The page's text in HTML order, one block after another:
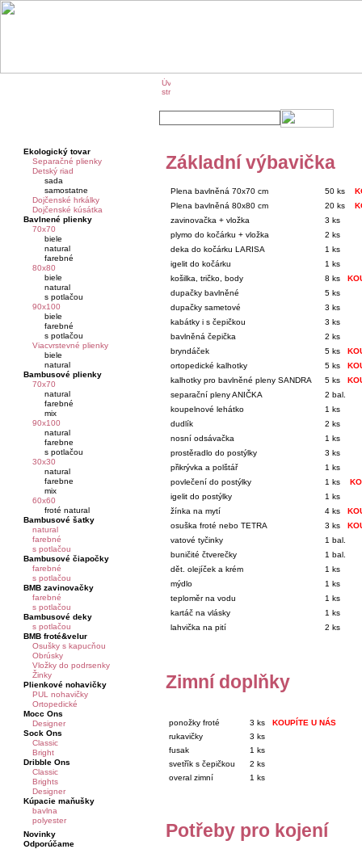
Ekologický tovar
Separačné plienky
Detský riad
sada
samostatne
Dojčenské hrkálky
Dojčenské kúsátka
Bavlnené plienky
70x70
biele
natural
farebné
80x80
biele
natural
s potlačou
90x100
biele
farebné
s potlačou
Viacvrstevné plienky
biele
natural
Bambusové plienky
70x70
natural
farebné
mix
90x100
natural
farebne
s potlačou
30x30
natural
farebne
mix
60x60
froté natural
Bambusové šatky
natural
farebné
s potlačou
Bambusové čiapočky
farebné
s potlačou
BMB zavinovačky
farebné
s potlačou
Bambusové deky
s potlačou
BMB froté&velur
Osušky s kapucňou
Obrúsky
Vložky do podrsenky
Žinky
Plienkové nohavičky
PUL nohavičky
Ortopedické
Mocc Ons
Designer
Sock Ons
Classic
Bright
Dribble Ons
Classic
Brights
Designer
Kúpacie maňušky
bavlna
polyester
Novinky
Odporúčame
Základní výbavička
Plena bavlněná 70x70 cm 50 ks
Plena bavlněná 80x80 cm
20 ks
zavinovačka + vložka
3 ks
plymo do kočárku + vložka
2 ks
deka do kočárku LARISA
1 ks
igelit do kočárku
1 ks
košilka, tričko, body
8 ks
dupačky bavlněné
5 ks
dupačky sametové
3 ks
kabátky i s čepičkou
3 ks
bavlněná čepička
2 ks
bryndáček
5 ks
ortopedické kalhotky
5 ks
kalhotky pro bavlněné pleny SANDRA
5 ks
separační pleny ANIČKA
2 bal.
koupelnové lehátko
1 ks
dudlík
2 ks
nosní odsávačka
1 ks
prostěradlo do postýlky
3 ks
přikrývka a polštář
1 ks
povlečení do postýlky
1 ks
igelit do postýlky
1 ks
žínka na mytí
4 ks
osuška froté nebo TETRA
3 ks
vatové tyčinky
1 bal.
buničité čtverečky
1 bal.
dět. olejíček a krém
1 ks
mýdlo
1 ks
teploměr na vodu
1 ks
kartáč na vlásky
1 ks
lahvička na pití
2 ks
Zimní doplňky
ponožky froté 3 ks KOUPÍTE U NÁS
rukavičky
3 ks
fusak
1 ks
svetřík s čepičkou
2 ks
overal zimní
1 ks
Potřeby pro kojení